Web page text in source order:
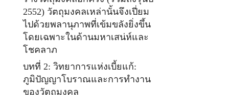
2552) วัตถุมงคลเหล่านั้นจึงเปี่ยม
ไปด้วยพลานุภาพที่เข้มขลังยิ่งขึ้น
โดยเฉพาะในด้านมหาเสน่ห์และ
โชคลาภ
บทที่ 2: วิทยาการแห่งเบี้ยแก้:
ภูมิปัญญาโบราณและการทำงาน
ของวัตถุมงคล